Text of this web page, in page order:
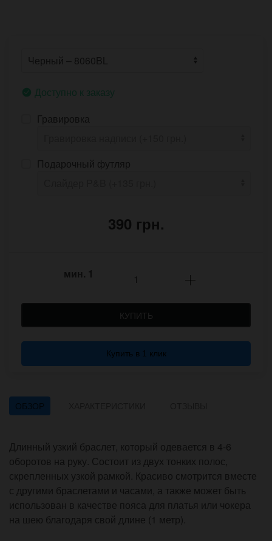
Доступно к заказу
Гравировка
Подарочный футляр
390 грн.
мин. 1
КУПИТЬ
Купить в 1 клик
ОБЗОР
Длинный узкий браслет, который одевается в 4-6
оборотов на руку. Состоит из двух тонких полос,
скрепленных узкой рамкой. Красиво смотрится вместе
с другими браслетами и часами, а также может быть
использован в качестве пояса для платья или чокера
на шею благодаря свой длине (1 метр).